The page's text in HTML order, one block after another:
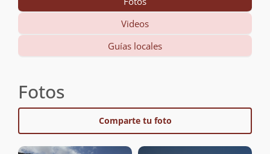
Videos
Guías locales
Fotos
Comparte tu foto